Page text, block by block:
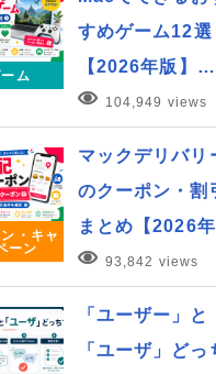
ム
すめゲーム12選
【2026年版】…
104,949 views
・キャ
ーン
マックデリバリ
のクーポン・割
まとめ【2026
93,842 views
「ユーザー」と
「ユーザ」どっ